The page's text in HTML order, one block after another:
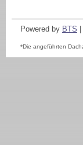
Powered by BTS
*Die angeführten